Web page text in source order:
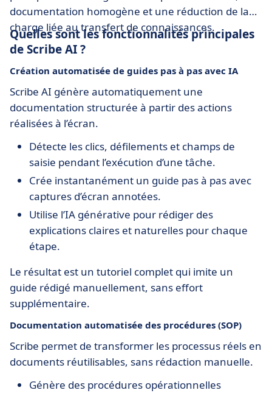
documentation homogène et une réduction de la
charge liée au transfert de connaissances.
Quelles sont les fonctionnalités principales
de Scribe AI ?
Création automatisée de guides pas à pas avec IA
Scribe AI génère automatiquement une
documentation structurée à partir des actions
réalisées à l’écran.
Détecte les clics, défilements et champs de
saisie pendant l’exécution d’une tâche.
Crée instantanément un guide pas à pas avec
captures d’écran annotées.
Utilise l’IA générative pour rédiger des
explications claires et naturelles pour chaque
étape.
Le résultat est un tutoriel complet qui imite un
guide rédigé manuellement, sans effort
supplémentaire.
Documentation automatisée des procédures (SOP)
Scribe permet de transformer les processus réels en
documents réutilisables, sans rédaction manuelle.
Génère des procédures opérationnelles